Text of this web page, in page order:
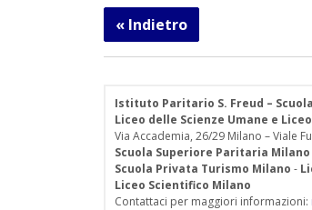
« Indietro
Istituto Paritario S. Freud –
Liceo delle Scienze Umane e
Via Accademia, 26/29 Milano – Viale
Scuola Superiore Paritaria Milano
Scuola Privata Turismo Milano -
Liceo Scientifico Milano
Contattaci per maggiori informazioni: